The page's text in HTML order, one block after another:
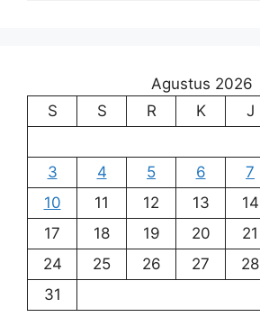
Agustus 2026
S
S R K J
3
4 5 6 7
10
11 12 13 14
17
18 19 20 21
24
25 26 27 28
31